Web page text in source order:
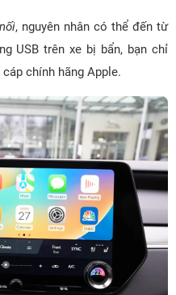
, nguyên nhân có thể đến từ
USB trên xe bị bẩn, bạn chỉ
chính hãng Apple.